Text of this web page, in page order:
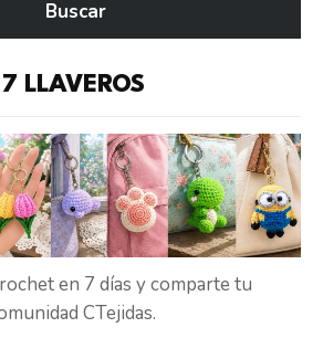
Buscar
LLAVEROS
en 7 días y comparte tu
CTejidas.